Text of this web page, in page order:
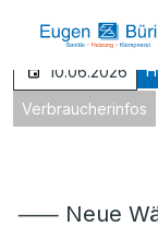
10.06.2026
Verbraucherinfos
⸺ Neue